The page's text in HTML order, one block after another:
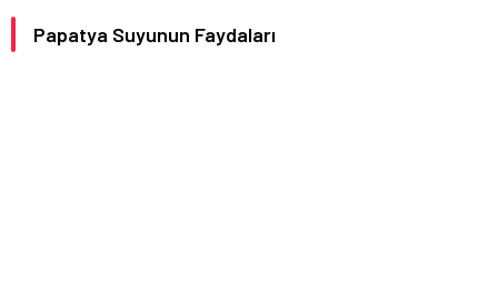
Papatya Suyunun Faydaları